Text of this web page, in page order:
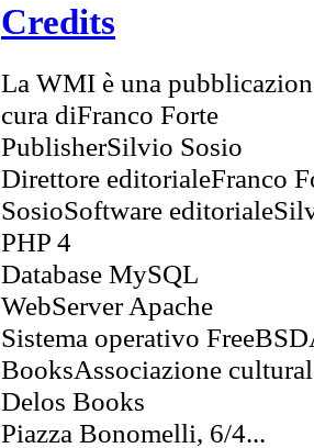
Credits
La WMI è una
cura diFranco Forte
PublisherSilvio Sosio
Direttore editorialeFranco
SosioSoftware
PHP 4
Database MySQL
WebServer Apache
Sistema operativo
BooksAssociazione
Delos Books
Piazza Bonomelli, 6/4...